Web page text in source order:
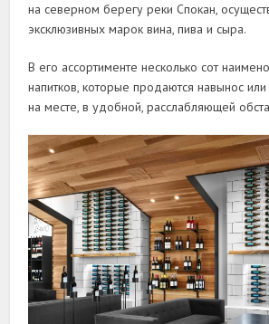
на северном берегу реки Спокан,
эксклюзивных марок вина, пива и сыра.
В его ассортименте несколько сот
напитков, которые продаются навынос
на месте, в удобной, расслабляющей